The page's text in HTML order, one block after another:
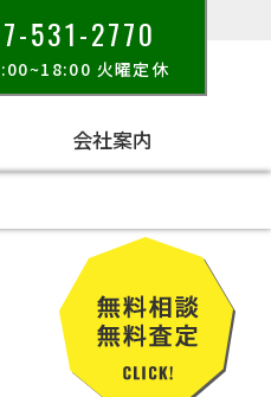
531-2770
火曜定休
会社案内